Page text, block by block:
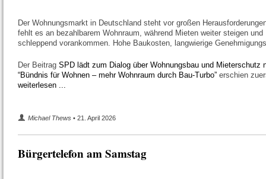
Der Wohnungsmarkt in Deutschland steht vor großen
fehlt es an bezahlbarem Wohnraum, während Mieten weiter steigen und
schleppend vorankommen. Hohe Baukosten, langwierige
Der Beitrag SPD lädt zum Dialog über Wohnungsbau und Mieterschutz
“Bündnis für Wohnen – mehr Wohnraum durch Bau-Turbo” erschien
weiterlesen ...
Michael Thews • 21. April 2026
Bürgertelefon am Samstag